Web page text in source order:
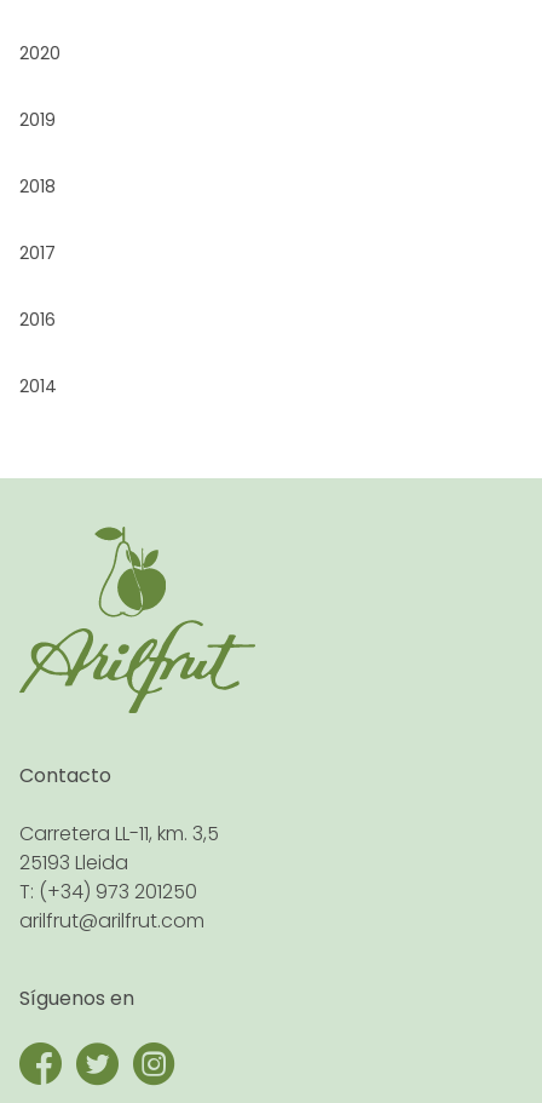
2020
2019
2018
2017
2016
2014
Contacto
Carretera LL-11, km. 3,5
25193 Lleida
T: (+34) 973 201250
arilfrut@arilfrut.com
Síguenos en